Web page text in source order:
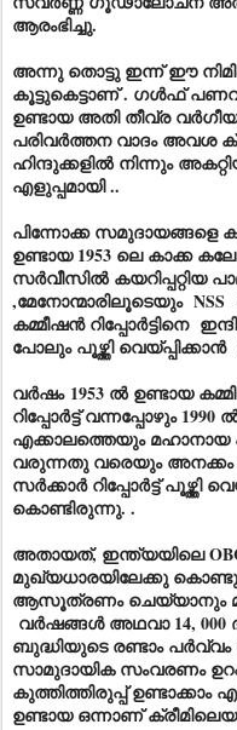
ആരംഭിച്ചു.
അന്നു തൊട്ടു ഇന്ന് ഈ
കൂട്ടുകെട്ടാണ് . ഗൾഫ്
ഉണ്ടായ അതി തീവ്ര
പരിവർത്തന വാദം അവശ
ഹിന്ദുക്കളിൽ നിന്നും
എളുപ്പമായി ..
പിന്നോക്ക സമുദായങ്ങളെ
ഉണ്ടായ 1953 ലെ കാക്ക
സർവീസിൽ കയറിപ്പറ്റിയ
,മേനോന്മാരിലൂടെയും
കമ്മീഷൻ റിപ്പോർട്ടിനെ
പോലും പൂഴ്ത്തി
വർഷം 1953 ൽ ഉണ്ടായ
റിപ്പോർട്ട് വന്നപ്പോഴും
എക്കാലത്തെയും മഹാനായ
വരുന്നതു വരെയും അനക്കം
സർക്കാർ റിപ്പോർട്ട് പൂഴ്ത്തി
കൊണ്ടിരുന്നു. .
അതായത്, ഇന്ത്യയിലെ
മുഖ്യധാരയിലേക്കു കൊണ്ടു
ആസൂത്രണം ചെയ്യാനും
വർഷങ്ങൾ അഥവാ 14, 000
ബുദ്ധിയുടെ രണ്ടാം
സാമുദായിക സംവരണം
കുത്തിത്തിരുപ്പ്
ഉണ്ടായ ഒന്നാണ്